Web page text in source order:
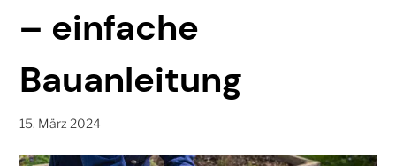
– einfache
Bauanleitung
15. März 2024